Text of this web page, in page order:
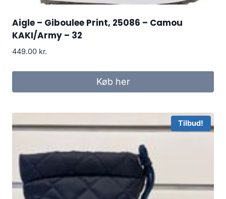
Aigle – Giboulee Print, 25086 – Camou
KAKI/Army – 32
449.00 kr.
Køb her
Tilbud!